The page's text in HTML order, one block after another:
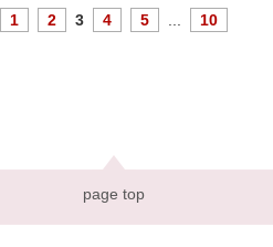
1 2 3 4 5 10
page top